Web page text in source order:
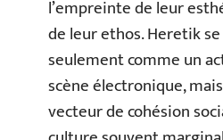
l’empreinte de leur
de leur ethos. Heretik
seulement comme un
scène électronique,
vecteur de cohésion